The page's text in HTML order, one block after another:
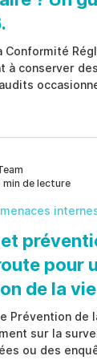
Conformité
à conserver
responsables,
que
Une
associe
min de lecture
pour
de la
Prévention de
sur la
ou des